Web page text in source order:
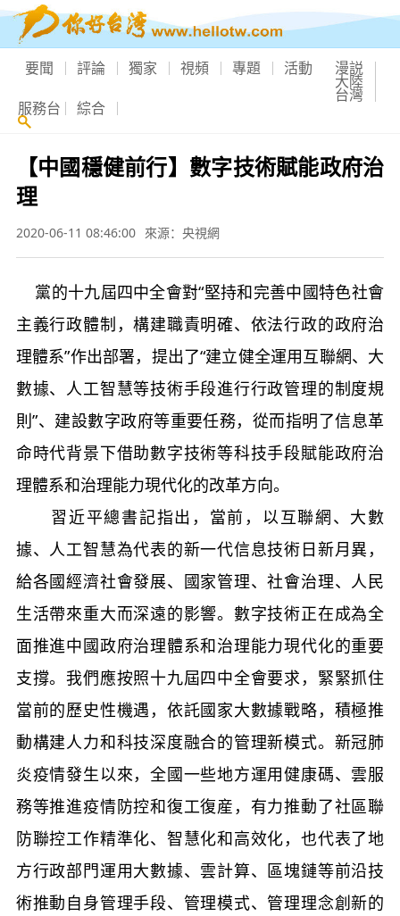
要聞 評論 獨家 視頻 專題 活動 漫説
大陸
台灣
服務台 綜合
【中國穩健前行】數字技術賦能政府治
理
2020-06-11 08:46:00 來源：央視網
黨的十九屆四中全會對“堅持和完善中國特色社會
主義行政體制，構建職責明確、依法行政的政府治
理體系”作出部署，提出了“建立健全運用互聯網、大
數據、人工智慧等技術手段進行行政管理的制度規
則”、建設數字政府等重要任務，從而指明了信息革
命時代背景下借助數字技術等科技手段賦能政府治
理體系和治理能力現代化的改革方向。
習近平總書記指出，當前，以互聯網、大數
據、人工智慧為代表的新一代信息技術日新月異，
給各國經濟社會發展、國家管理、社會治理、人民
生活帶來重大而深遠的影響。數字技術正在成為全
面推進中國政府治理體系和治理能力現代化的重要
支撐。我們應按照十九屆四中全會要求，緊緊抓住
當前的歷史性機遇，依託國家大數據戰略，積極推
動構建人力和科技深度融合的管理新模式。新冠肺
炎疫情發生以來，全國一些地方運用健康碼、雲服
務等推進疫情防控和復工復産，有力推動了社區聯
防聯控工作精準化、智慧化和高效化，也代表了地
方行政部門運用大數據、雲計算、區塊鏈等前沿技
術推動自身管理手段、管理模式、管理理念創新的